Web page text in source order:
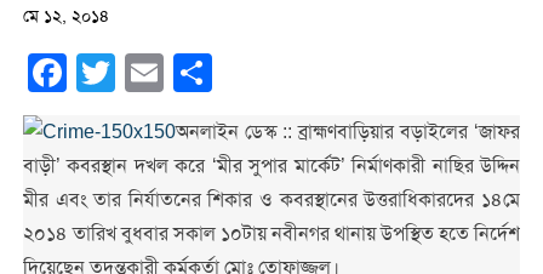
মে ১২, ২০১৪
Facebook
Twitter Email
অনলাইন ডেস্ক :: ব্রাহ্মণবাড়িয়ার বড়াইলের ‘জাফর
বাড়ী’ কবরস্থান দখল করে ‘মীর সুপার মার্কেট’ নির্মাণকারী নাছির উদ্দিন
মীর এবং তার নির্যাতনের শিকার ও কবরস্থানের উত্তরাধিকারদের ১৪মে
২০১৪ তারিখ বুধবার সকাল ১০টায় নবীনগর থানায় উপস্থিত হতে নির্দেশ
দিয়েছেন তদন্তকারী কর্মকর্তা মোঃ তোফাজ্জল।